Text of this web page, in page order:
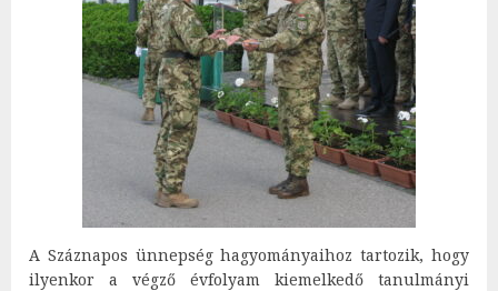
A Száznapos ünnepség hagyományaihoz tartozik, hogy
ilyenkor a végző évfolyam kiemelkedő tanulmányi